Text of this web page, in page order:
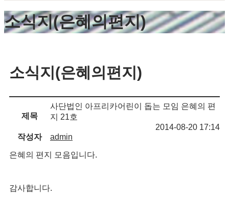
소식지(은혜의편지)
소식지(은혜의편지)
제목
사단법인 아프리카어린이 돕는 모임 은혜의 편
지 21호
2014-08-20 17:14
작성자
admin
은혜의 편지 모음입니다.
감사합니다.